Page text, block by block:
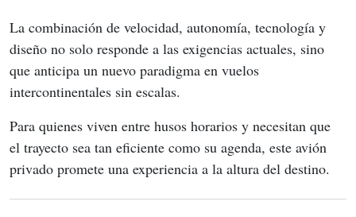
La combinación de velocidad, autonomía, tecnología y
diseño no solo responde a las exigencias actuales, sino
que anticipa un nuevo paradigma en vuelos
intercontinentales sin escalas.
Para quienes viven entre husos horarios y necesitan que
el trayecto sea tan eficiente como su agenda, este avión
privado promete una experiencia a la altura del destino.